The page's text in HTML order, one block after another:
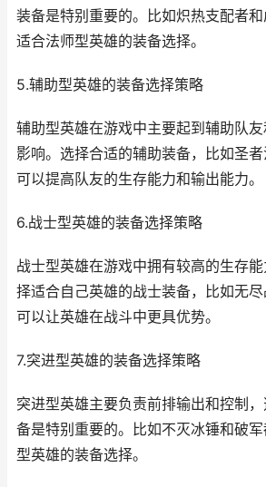
装备是特别重要的。比如炽热支配者
适合法师型英雄的装备选择。
5.辅助型英雄的装备选择策略
辅助型英雄在游戏中主要起到辅助队
影响。选择合适的辅助装备，比如圣者
可以提高队友的生存能力和输出能力。
6.战士型英雄的装备选择策略
战士型英雄在游戏中拥有较高的生存
择适合自己英雄的战士装备，比如无尽
可以让英雄在战斗中更具优势。
7.突进型英雄的装备选择策略
突进型英雄主要负责前排输出和控制
备是特别重要的。比如不灭冰锤和破
型英雄的装备选择。